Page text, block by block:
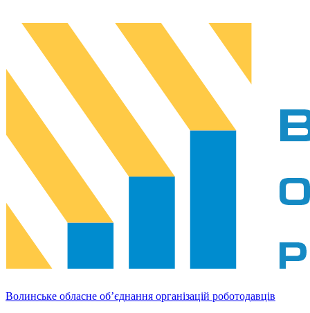
Волинське обласне об’єднання організацій роботодавців